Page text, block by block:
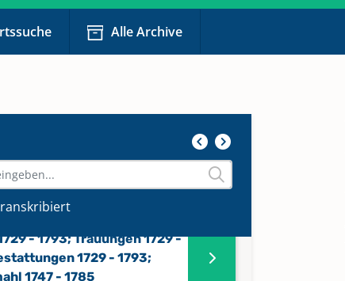
Alle Archive
1860 - 2022
- 1729; Trauungen 1638 -
1637 - 1729;
1652 - 1659, 1662 - 1729
- 1793; Trauungen 1729 -
1729 - 1793;
1747 - 1785